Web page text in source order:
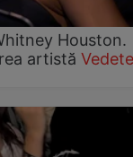
Houston.
artistă Vedete